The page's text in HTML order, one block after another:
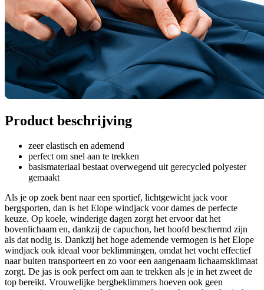
Product beschrijving
zeer elastisch en ademend
perfect om snel aan te trekken
basismateriaal bestaat overwegend uit gerecycled polyester
gemaakt
Als je op zoek bent naar een sportief, lichtgewicht jack voor
bergsporten, dan is het Elope windjack voor dames de perfecte
keuze. Op koele, winderige dagen zorgt het ervoor dat het
bovenlichaam en, dankzij de capuchon, het hoofd beschermd zijn
als dat nodig is. Dankzij het hoge ademende vermogen is het Elope
windjack ook ideaal voor beklimmingen, omdat het vocht effectief
naar buiten transporteert en zo voor een aangenaam lichaamsklimaat
zorgt. De jas is ook perfect om aan te trekken als je in het zweet de
top bereikt. Vrouwelijke bergbeklimmers hoeven ook geen